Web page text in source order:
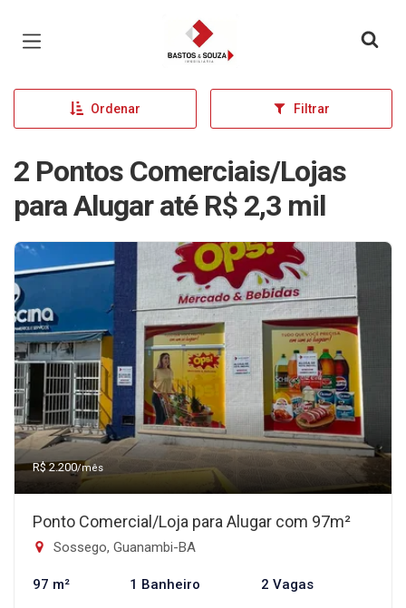
Página inicial
Ordenar Filtrar
2 Pontos Comerciais/Lojas
para Alugar até R$ 2,3 mil
R$ 2.200/mês
Ponto Comercial/Loja para Alugar com 97m²
Sossego, Guanambi-BA
97 m² 1 Banheiro 2 Vagas